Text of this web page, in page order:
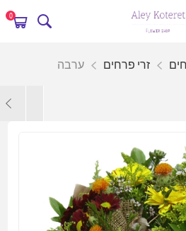
0
זרי פרחים ערבה